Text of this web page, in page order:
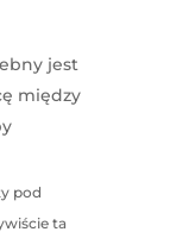
jest
między
pod
ta